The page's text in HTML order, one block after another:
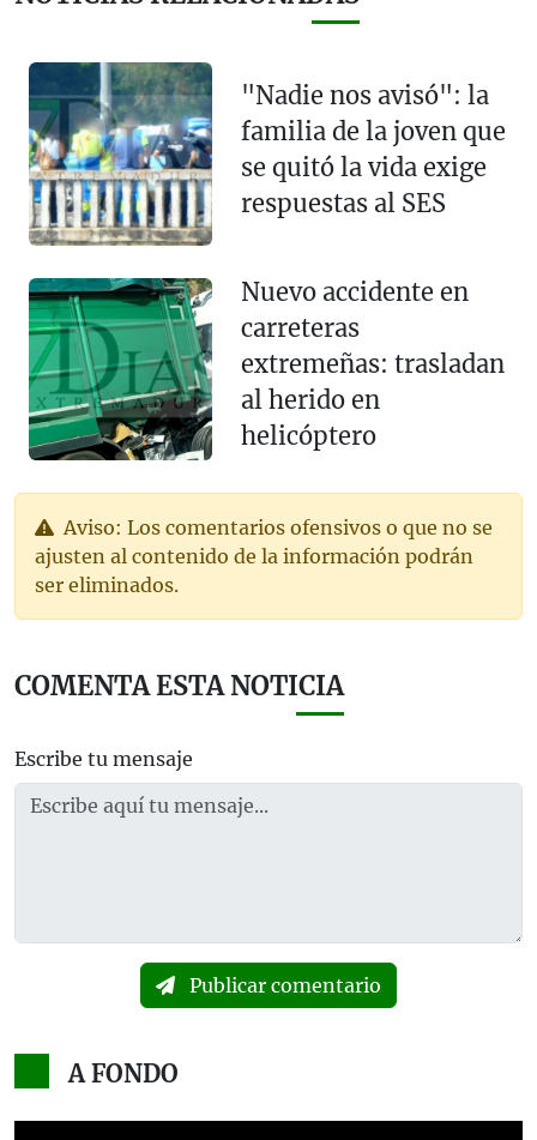
"Nadie nos avisó": la
familia de la joven que
se quitó la vida exige
respuestas al SES
Nuevo accidente en
carreteras
extremeñas: trasladan
al herido en
helicóptero
Aviso: Los comentarios ofensivos o que no se
ajusten al contenido de la información podrán
ser eliminados.
COMENTA ESTA NOTICIA
Escribe tu mensaje
Publicar comentario
A FONDO